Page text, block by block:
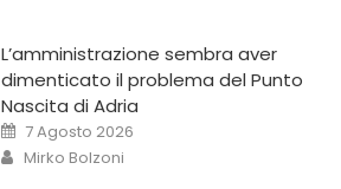
L’amministrazione sembra aver
dimenticato il problema del Punto
Nascita di Adria
7 Agosto 2026
Mirko Bolzoni